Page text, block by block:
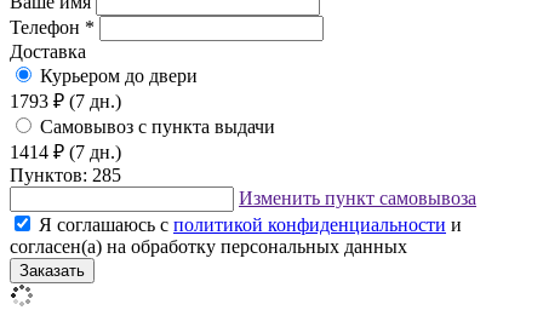
Телефон *
Доставка
Курьером до двери
1793 ₽ (7 дн.)
Самовывоз с пункта выдачи
1414 ₽ (7 дн.)
Пунктов: 285
Изменить пункт самовывоза
Я соглашаюсь с политикой конфиденциальности и
согласен(а) на обработку персональных данных